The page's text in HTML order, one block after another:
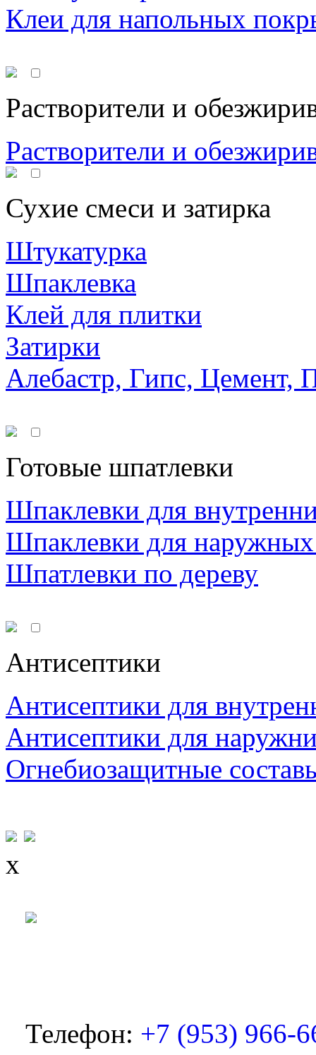
Клеи для напольных
Растворители и
Растворители и
Сухие смеси и затирка
Штукатурка
Шпаклевка
Клей для плитки
Затирки
Алебастр, Гипс, Цемент,
Готовые шпатлевки
Шпаклевки для
Шпаклевки для наружных
Шпатлевки по дереву
Антисептики
Антисептики для
Антисептики для
Огнебиозащитные
x
Телефон: +7 (953) 966-